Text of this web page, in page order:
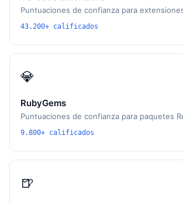
Puntuaciones de confianza para
43.200+ calificados
💎
RubyGems
Puntuaciones de confianza para paquetes
9.800+ calificados
🍺